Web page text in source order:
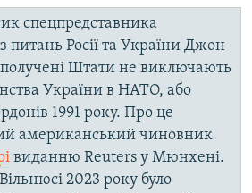
спецпредставника
Росії та України Джон
Штати не виключають
України в НАТО, або
1991 року. Про це
американський чиновник
виданню Reuters у Мюнхені.
2023 року було